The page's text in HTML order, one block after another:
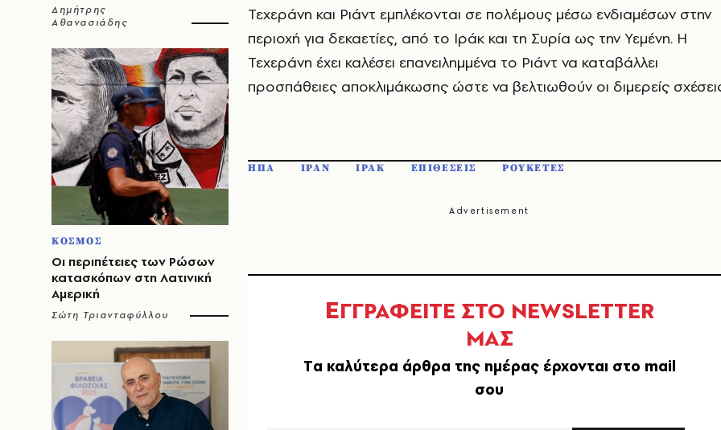
Δημήτρης
Αθανασιάδης
ΚΟΣΜΟΣ
Οι περιπέτειες των Ρώσων
κατασκόπων στη Λατινική
Αμερική
Σώτη Τριανταφύλλου
Τεχεράνη και Ριάντ εμπλέκονται σε πολέμους μέσω ενδιαμέσων στην
περιοχή για δεκαετίες, από το Ιράκ και τη Συρία ως την Υεμένη. Η
Τεχεράνη έχει καλέσει επανειλημμένα το Ριάντ να καταβάλλει
προσπάθειες αποκλιμάκωσης ώστε να βελτιωθούν οι διμερείς
ΗΠΑ ΙΡΑΝ ΙΡΑΚ ΕΠΙΘΕΣΕΙΣ ΡΟΥΚΕΤΕΣ
ΕΓΓΡΑΦΕΙΤΕ ΣΤΟ NEWSLETTER
ΜΑΣ
Tα καλύτερα άρθρα της ημέρας έρχονται στο mail
σου